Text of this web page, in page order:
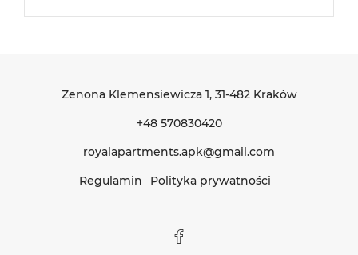
Zenona Klemensiewicza 1, 31-482 Kraków
+48 570830420
royalapartments.apk@gmail.com
Regulamin
Polityka prywatności